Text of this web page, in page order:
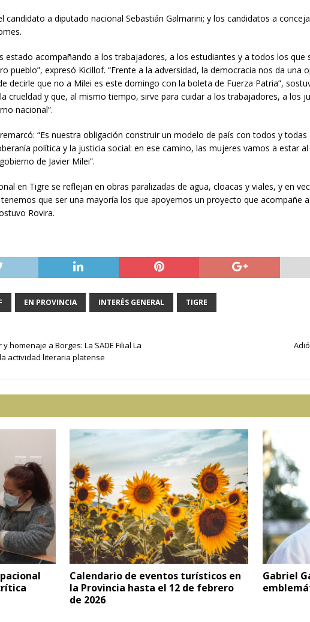
candidato a diputado nacional Sebastián Galmarini; y los candidatos a
estado acompañando a los trabajadores, a los estudiantes y a todos los que
pueblo”, expresó Kicillof. “Frente a la adversidad, la democracia nos da una
decirle que no a Milei es este domingo con la boleta de Fuerza Patria”,
crueldad y que, al mismo tiempo, sirve para cuidar a los trabajadores, a los
nacional”.
“Es nuestra obligación construir un modelo de país con todos y
política y la justicia social: en ese camino, las mujeres vamos a estar
de Javier Milei”.
en Tigre se reflejan en obras paralizadas de agua, cloacas y viales, y en
que ser una mayoría los que apoyemos un proyecto que acompañe
Rovira.
EN PROVINCIA INTERÉS GENERAL TIGRE
homenaje a Borges: La SADE Filial La
actividad literaria platense
Calendario de eventos turísticos en
la Provincia hasta el 12 de febrero
de 2026
Gabriel